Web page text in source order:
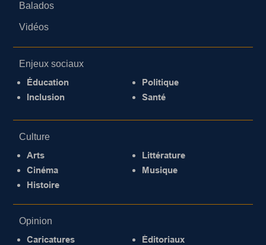
Balados
Vidéos
Enjeux sociaux
Éducation
Inclusion
Politique
Santé
Culture
Arts
Cinéma
Histoire
Littérature
Musique
Opinion
Caricatures
Éditoriaux